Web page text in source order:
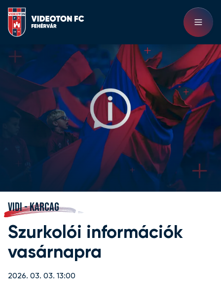
VIDI - KARCAG
Szurkolói információk
vasárnapra
2026. 03. 03. 13:00